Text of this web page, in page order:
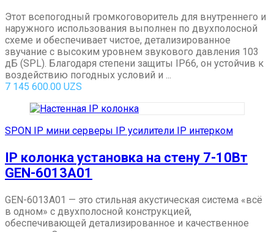
Этот всепогодный громкоговоритель для внутреннего и
наружного использования выполнен по двухполосной
схеме и обеспечивает чистое, детализированное
звучание с высоким уровнем звукового давления 103
дБ (SPL). Благодаря степени защиты IP66, он устойчив к
воздействию погодных условий и ...
7 145 600.00 UZS
SPON IP мини серверы IP усилители IP интерком
IP колонка установка на стену 7-10Вт
GEN-6013A01
GEN-6013A01 — это стильная акустическая система «всё
в одном» с двухполосной конструкцией,
обеспечивающей детализированное и качественное